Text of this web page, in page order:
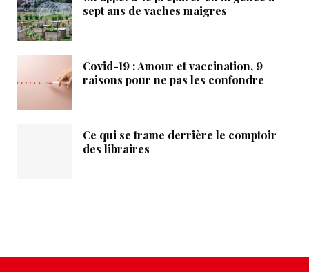
sept ans de vaches maigres
Covid-19 : Amour et vaccination, 9
raisons pour ne pas les confondre
Ce qui se trame derrière le comptoir
des libraires